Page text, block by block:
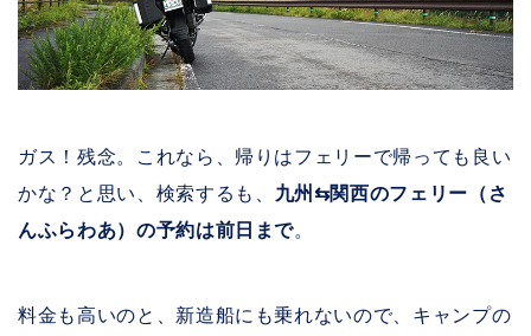
ガス！残念。これなら、帰りはフェリーで帰っても良い
かな？と思い、検索するも、 九州⇆関西のフェリー（さ
んふらわあ）の予約は前日まで。
料金も高いのと、新造船にも乗れないので、キャンプの